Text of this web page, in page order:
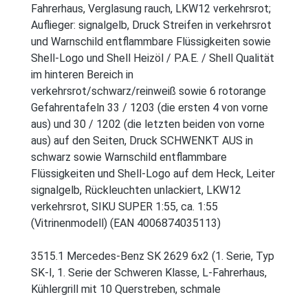
Fahrerhaus, Verglasung rauch, LKW12 verkehrsrot;
Auflieger: signalgelb, Druck Streifen in verkehrsrot
und Warnschild entflammbare Flüssigkeiten sowie
Shell-Logo und Shell Heizöl / P.A.E. / Shell Qualität
im hinteren Bereich in
verkehrsrot/schwarz/reinweiß sowie 6 rotorange
Gefahrentafeln 33 / 1203 (die ersten 4 von vorne
aus) und 30 / 1202 (die letzten beiden von vorne
aus) auf den Seiten, Druck SCHWENKT AUS in
schwarz sowie Warnschild entflammbare
Flüssigkeiten und Shell-Logo auf dem Heck, Leiter
signalgelb, Rückleuchten unlackiert, LKW12
verkehrsrot, SIKU SUPER 1:55, ca. 1:55
(Vitrinenmodell) (EAN 4006874035113)
3515.1 Mercedes-Benz SK 2629 6x2 (1. Serie, Typ
SK-I, 1. Serie der Schweren Klasse, L-Fahrerhaus,
Kühlergrill mit 10 Querstreben, schmale